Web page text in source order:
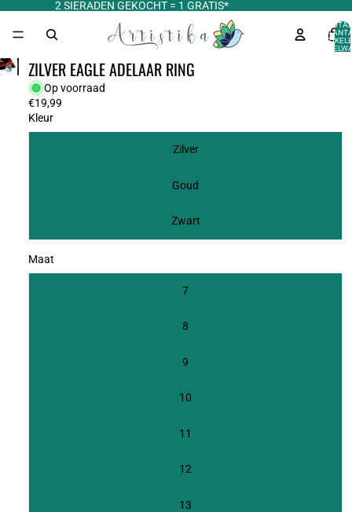
2 SIERADEN GEKOCHT = 1 GRATIS*
ZILVER EAGLE ADELAAR RING
Op voorraad
€19,99
Kleur
Zilver
Goud
Zwart
Maat
7
8
9
10
11
12
13